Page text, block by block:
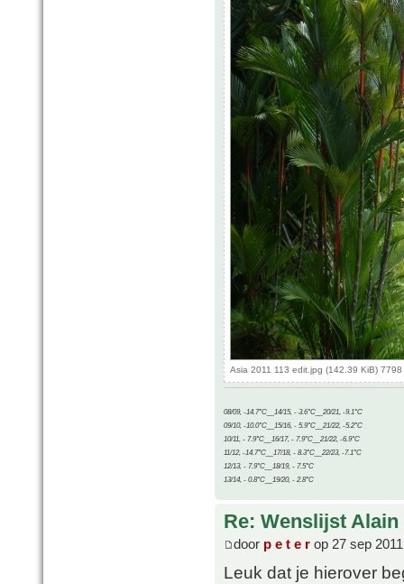
Asia 2011 113 edit.jpg (142.39 KiB)
08/09, -14.7°C__14/15, - 3.6°C__20/21, -9.1°C
09/10, -10.0°C__15/16, - 5.9°C__21/22, -5.2°C
10/11, - 7.9°C__16/17, - 7.9°C__21/22, -6.9°C
11/12, -14.7°C__17/18, - 8.3°C__22/23, -7.1°C
12/13, - 7.9°C__18/19, - 7.5°C
13/14, - 0.8°C__19/20, - 2.8°C
Re: Wenslijst Alain
door p e t e r op 27 sep
Leuk dat je hierover